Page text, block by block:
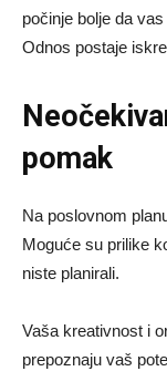
počinje bolje da
Odnos postaje
pomak
Na poslovnom
Moguće su prilike
niste planirali.
Vaša kreativnost i
prepoznaju vaš